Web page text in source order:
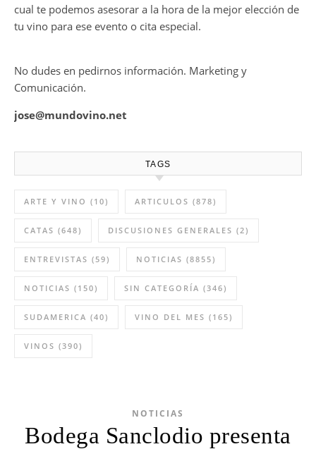
cual te podemos asesorar a la hora de la mejor elección de
tu vino para ese evento o cita especial.
No dudes en pedirnos información. Marketing y
Comunicación.
jose@mundovino.net
TAGS
ARTE Y VINO (10) ARTICULOS (878)
CATAS (648) DISCUSIONES GENERALES (2)
ENTREVISTAS (59) NOTICIAS (8855)
NOTICIAS (150) SIN CATEGORÍA (346)
SUDAMERICA (40) VINO DEL MES (165)
VINOS (390)
NOTICIAS
Bodega Sanclodio presenta